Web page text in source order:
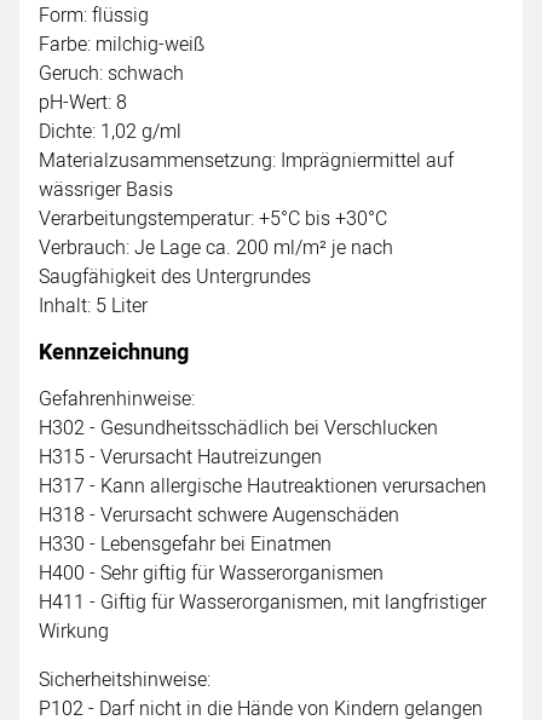
Form: flüssig
Farbe: milchig-weiß
Geruch: schwach
pH-Wert: 8
Dichte: 1,02 g/ml
Materialzusammensetzung: Imprägniermittel auf
wässriger Basis
Verarbeitungstemperatur: +5°C bis +30°C
Verbrauch: Je Lage ca. 200 ml/m² je nach
Saugfähigkeit des Untergrundes
Inhalt: 5 Liter
Kennzeichnung
Gefahrenhinweise:
H302 - Gesundheitsschädlich bei Verschlucken
H315 - Verursacht Hautreizungen
H317 - Kann allergische Hautreaktionen verursachen
H318 - Verursacht schwere Augenschäden
H330 - Lebensgefahr bei Einatmen
H400 - Sehr giftig für Wasserorganismen
H411 - Giftig für Wasserorganismen, mit langfristiger
Wirkung
Sicherheitshinweise:
P102 - Darf nicht in die Hände von Kindern gelangen